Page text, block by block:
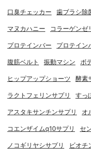
口臭チェッカー 歯ブラシ除
マヌカハニー コラーゲンゼ
プロテインバー プロテイン
腹筋ベルト 振動マシン ボ
ヒップアップショーツ 酵素
ラクトフェリンサプリ すっ
アスタキサンチンサプリ オ
コエンザイムq10サプリ セ
ノコギリヤシサプリ ビオチ